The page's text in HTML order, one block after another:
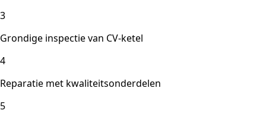
3
Grondige inspectie van CV-ketel
4
Reparatie met kwaliteitsonderdelen
5